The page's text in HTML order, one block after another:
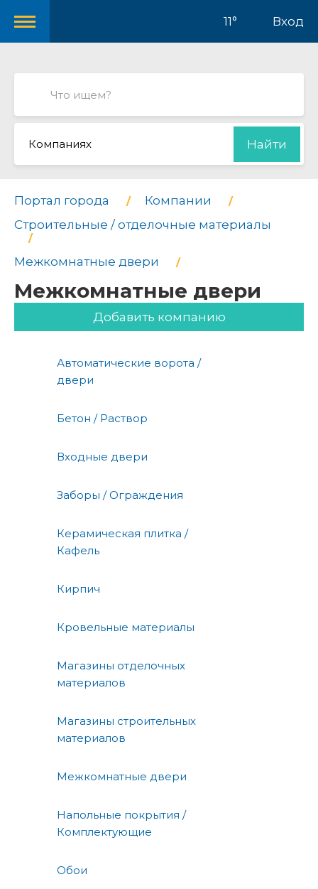
11° Вход
Компаниях Найти
Портал города
Компании
Строительные / отделочные материалы
Межкомнатные двери
Межкомнатные двери
Добавить компанию
Автоматические ворота /
двери
Бетон / Раствор
Входные двери
Заборы / Ограждения
Керамическая плитка /
Кафель
Кирпич
Кровельные материалы
Магазины отделочных
материалов
Магазины строительных
материалов
Межкомнатные двери
Напольные покрытия /
Комплектующие
Обои